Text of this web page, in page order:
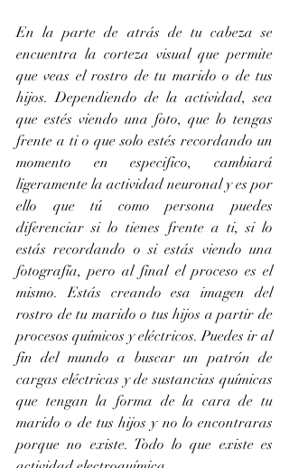
En la parte de atrás de tu cabeza se
encuentra la corteza visual que permite
que veas el rostro de tu marido o de tus
hijos. Dependiendo de la actividad, sea
que estés viendo una foto, que lo tengas
frente a ti o que solo estés recordando un
momento en especifico, cambiará
ligeramente la actividad neuronal y es por
ello que tú como persona puedes
diferenciar si lo tienes frente a ti, si lo
estás recordando o si estás viendo una
fotografía, pero al final el proceso es el
mismo. Estás creando esa imagen del
rostro de tu marido o tus hijos a partir de
procesos químicos y eléctricos. Puedes ir al
fin del mundo a buscar un patrón de
cargas eléctricas y de sustancias químicas
que tengan la forma de la cara de tu
marido o de tus hijos y no lo encontraras
porque no existe. Todo lo que existe es